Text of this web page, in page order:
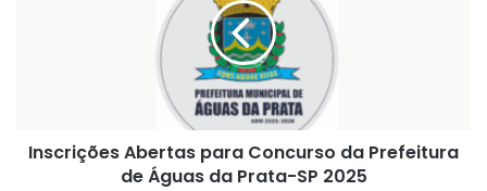
Prata-
Inscrições Abertas para Concurso da Prefeitura
de Águas da Prata-SP 2025